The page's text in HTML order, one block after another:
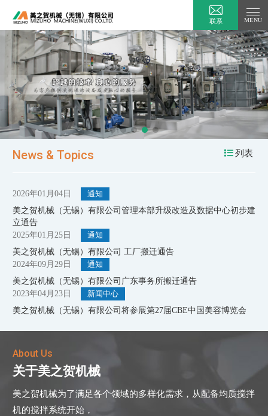
联系
News & Topics
2026年01月04日
通知
美之贺机械（无锡）有限公司管理本部升级改造及数据中心初步建
立通告
2025年01月25日
通知
美之贺机械（无锡）有限公司 工厂搬迁通告
2024年09月29日
通知
美之贺机械（无锡）有限公司广东事务所搬迁通告
2023年04月23日
新闻中心
美之贺机械（无锡）有限公司将参展第27届CBE中国美容博览会
列表
About Us
关于美之贺机械
美之贺机械为了满足各个领域的多样化需求，从配备均质搅拌
机的搅拌系统开始，
Close